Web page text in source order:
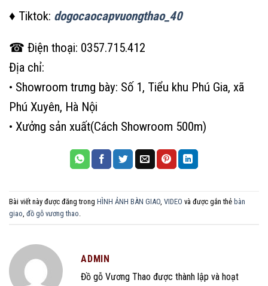
♦ Tiktok: dogocaocapvuongthao_40
☎ Điện thoại: 0357.715.412
Địa chỉ:
• Showroom trưng bày: Số 1, Tiểu khu Phú Gia, xã
Phú Xuyên, Hà Nội
• Xưởng sản xuất(Cách Showroom 500m)
Bài viết này được đăng trong HÌNH ẢNH BÀN GIAO VIDEO và được gắn thẻ bàn
giao đồ gỗ vương thao
ADMIN
Đồ gỗ Vương Thao được thành lập và hoạt